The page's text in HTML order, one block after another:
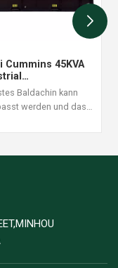
Cummins 45KVA
60 Hz
Baldachin kann
werden und das
und